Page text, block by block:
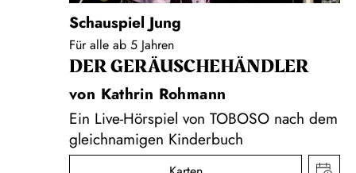
Schauspiel Jung
Für alle ab 5 Jahren
DER GERÄUSCHE­HÄNDLER
von Kathrin Rohmann
Ein Live-Hörspiel von TOBOSO nach dem
gleichnamigen Kinderbuch